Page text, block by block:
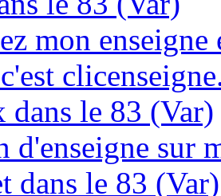
mon
dans le 83 (Var)
d'enseigne sur
dans le 83 (Var)